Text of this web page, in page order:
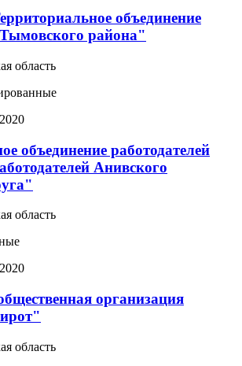
объединение
Тымовского района"
область
объединение работодателей
Анивского
область
организация
область